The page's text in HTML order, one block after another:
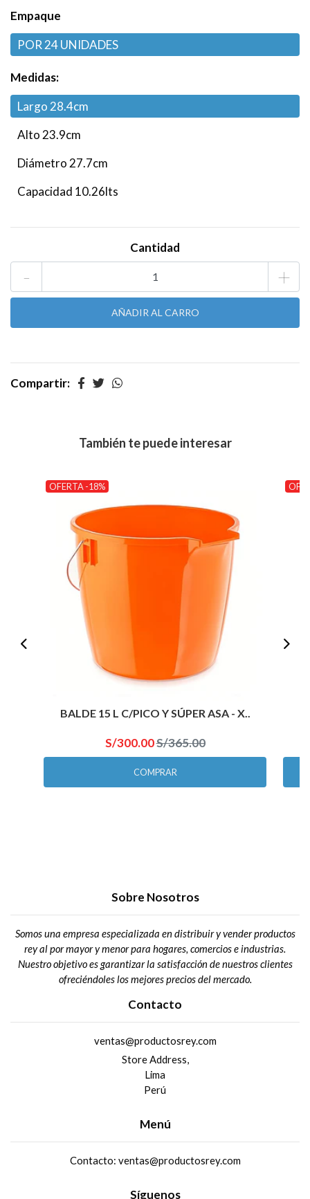
Empaque
POR 24 UNIDADES
Medidas:
Largo 28.4cm
Alto 23.9cm
Diámetro 27.7cm
Capacidad 10.26lts
Cantidad
- +
Compartir:
También te puede interesar
OFERTA -18%
BALDE 15 L C/PICO Y SÚPER ASA - X..
S/300.00S/365.00
COMPRAR
Sobre Nosotros
Somos una empresa especializada en distribuir y vender productos
rey al por mayor y menor para hogares, comercios e industrias.
Nuestro objetivo es garantizar la satisfacción de nuestros clientes
ofreciéndoles los mejores precios del mercado.
Contacto
ventas@productosrey.com
Store Address,
Lima
Perú
Menú
Contacto: ventas@productosrey.com
Síguenos